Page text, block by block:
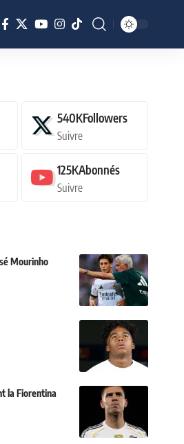
540KFollowers
Suivre
125KAbonnés
Suivre
Mourinho
la Fiorentina